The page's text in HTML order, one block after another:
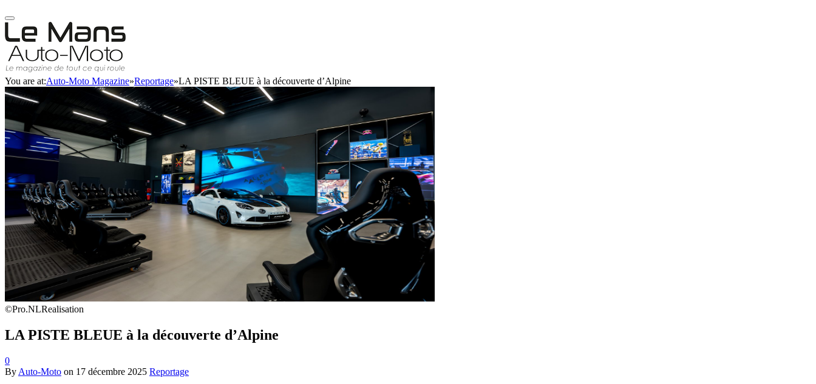
You are at:Auto-Moto Magazine»Reportage»LA PISTE BLEUE à la découverte d’Alpine
©Pro.NLRealisation
LA PISTE BLEUE à la découverte d’Alpine
0
By Auto-Moto on 17 décembre 2025 Reportage